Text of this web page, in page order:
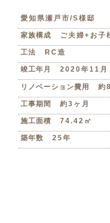
愛知県瀬戸市/S様邸
家族構成 ご夫婦+お子
工法 RC造
竣工年月 2020年11月
リノベーション費用 約
工事期間 約3ヶ月
施工面積 74.42㎡
築年数 25年